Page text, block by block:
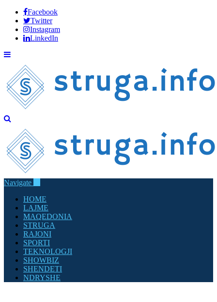
Facebook
Twitter
Instagram
LinkedIn
Navigate
HOME
LAJME
MAQEDONIA
STRUGA
RAJONI
SPORTI
TEKNOLOGJI
SHOWBIZ
SHENDETI
NDRYSHE